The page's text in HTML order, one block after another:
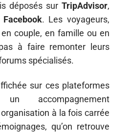
déposés sur TripAdvisor,
Facebook. Les voyageurs,
couple, en famille ou en
à faire remonter leurs
spécialisés.
sur ces plateformes
accompagnement
à la fois carrée
qu’on retrouve